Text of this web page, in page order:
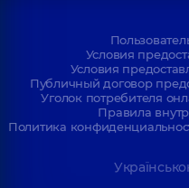
Условия
Условия
Публичный договор
Уголок потребителя
Правила
Политика